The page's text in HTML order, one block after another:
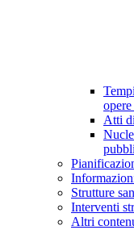
Atti
Strutture
Interventi
Altri